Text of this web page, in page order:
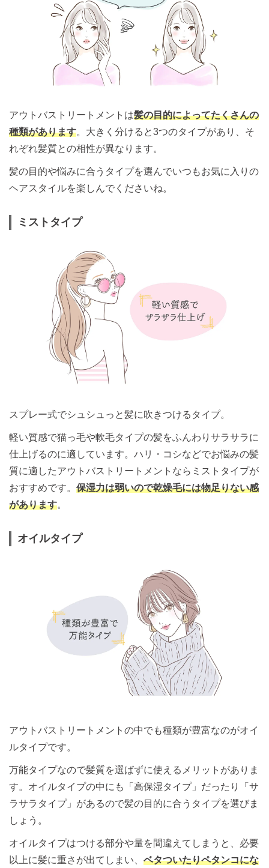
アウトバストリートメントは髪の目的によってたくさんの
種類があります。大きく分けると3つのタイプがあり、そ
れぞれ髪質との相性が異なります。
髪の目的や悩みに合うタイプを選んでいつもお気に入りの
ヘアスタイルを楽しんでくださいね。
ミストタイプ
スプレー式でシュシュっと髪に吹きつけるタイプ。
軽い質感で猫っ毛や軟毛タイプの髪をふんわりサラサラに
仕上げるのに適しています。ハリ・コシなどでお悩みの髪
質に適したアウトバストリートメントならミストタイプが
おすすめです。 保湿力は弱いので乾燥毛には物足りない感
があります。
オイルタイプ
アウトバストリートメントの中でも種類が豊富なのがオイ
ルタイプです。
万能タイプなので髪質を選ばずに使えるメリットがありま
す。オイルタイプの中にも「高保湿タイプ」だったり「サ
ラサラタイプ」があるので髪の目的に合うタイプを選びま
しょう。
オイルタイプはつける部分や量を間違えてしまうと、必要
以上に髪に重さが出てしまい、 ベタついたりペタンコにな